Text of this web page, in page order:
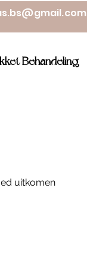
Behandeling
uitkomen